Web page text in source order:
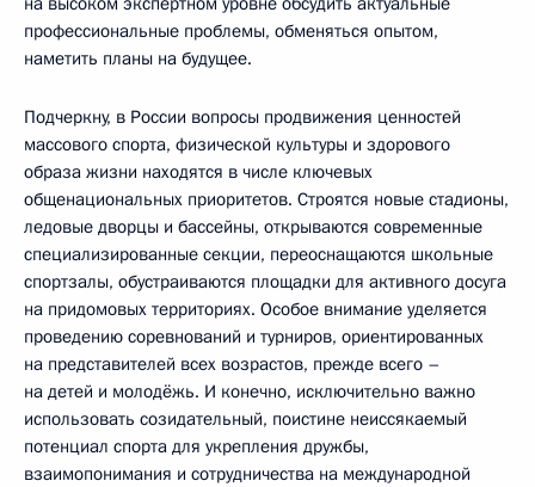
профессиональные проблемы, обменяться опытом,
наметить планы на будущее.
Подчеркну, в России вопросы продвижения ценностей
массового спорта, физической культуры и здорового
образа жизни находятся в числе ключевых
общенациональных приоритетов. Строятся новые стадионы,
ледовые дворцы и бассейны, открываются современные
специализированные секции, переоснащаются школьные
спортзалы, обустраиваются площадки для активного досуга
на придомовых территориях. Особое внимание уделяется
проведению соревнований и турниров, ориентированных
на представителей всех возрастов, прежде всего –
на детей и молодёжь. И конечно, исключительно важно
использовать созидательный, поистине неиссякаемый
потенциал спорта для укрепления дружбы,
взаимопонимания и сотрудничества на международной